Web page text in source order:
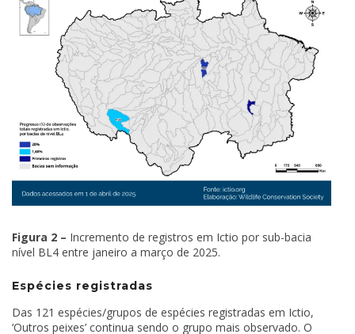
Figura 2 – Incremento de registros em Ictio por sub-bacia
nível BL4 entre janeiro a março de 2025.
Espécies registradas
Das 121 espécies/grupos de espécies registradas em Ictio,
‘Outros peixes’ continua sendo o grupo mais observado. O